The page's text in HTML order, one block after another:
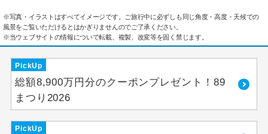
※写真・イラストはすべてイメージです。ご旅行中に必ずしも同じ角度・高度・天候での
風景をご覧いただけるとはかぎりませんのでご了承ください。
※当ウェブサイトの情報について転載、複製、改変等を固く禁じます。
PickUp
総額8,900万円分のクーポンプレゼント！89
まつり2026
PickUp